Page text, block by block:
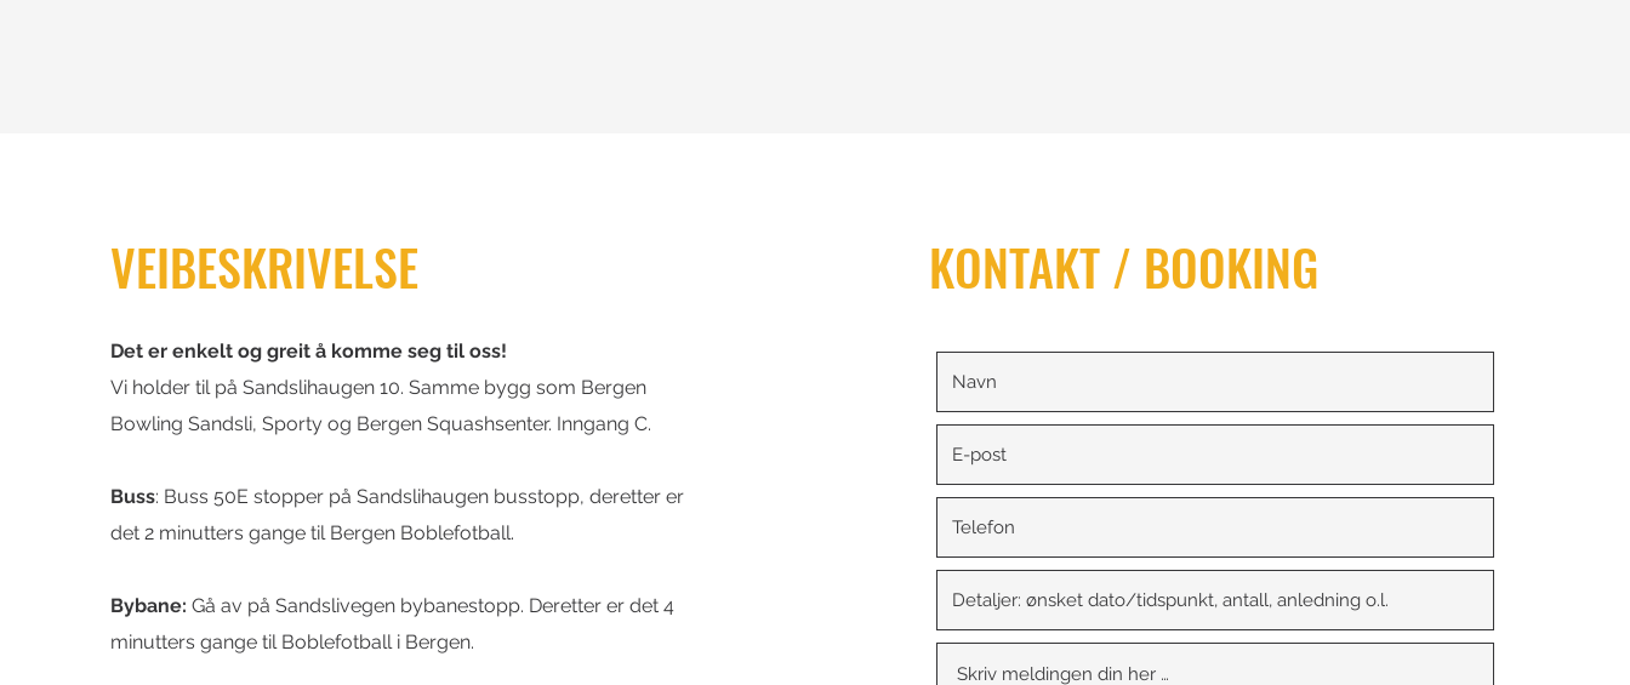
VEIBESKRIVELSE
Det er enkelt og greit å komme seg til oss!
Vi holder til på Sandslihaugen 10. Samme bygg som Bergen
Bowling Sandsli, Sporty og Bergen Squashsenter​. Inngang C.
Buss: Buss 50E stopper på Sandslihaugen busstopp, deretter er
det 2 minutters gange til Bergen Boblefotball.
Bybane: Gå av på Sandslivegen bybanestopp. Deretter er det 4
minutters gange til Boblefotball i Bergen.
KONTAKT / BOOKING